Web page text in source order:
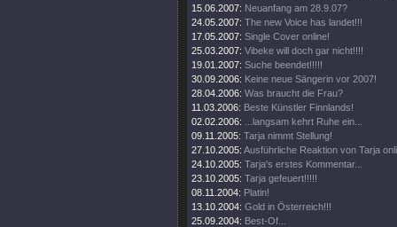
15.06.2007: Neuanfang am 28.9.07?
24.05.2007: The new Voice has landet!!!
17.05.2007: Single Cover online!
25.03.2007: Vibeke will doch gar nicht!!!!
19.01.2007: Suche beendet!!!!!
30.09.2006: Keine neue Sängerin vor 2007!
28.04.2006: Was braucht die Frau?
11.03.2006: Beste Künstler Finnlands!
02.02.2006:
...langsam kehrt Ruhe ein...
09.11.2005: Tarja nimmt Stellung!
27.10.2005: Ausführliche Reaktion von Tarja
24.10.2005: Tarja's erstes Kommentar...
23.10.2005: Tarja gefeuert!!!!!
08.11.2004: Platin!
13.10.2004: Gold in Österreich!!!
25.09.2004: Best-Of...